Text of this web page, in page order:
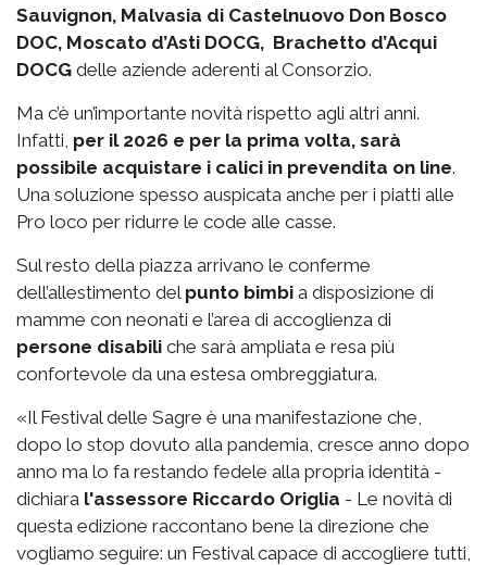
Sauvignon, Malvasia di Castelnuovo Don Bosco
DOC, Moscato d’Asti DOCG, Brachetto d’Acqui
DOCG delle aziende aderenti al Consorzio.
Ma c’è un’importante novità rispetto agli altri anni.
Infatti, per il 2026 e per la prima volta, sarà
possibile acquistare i calici in prevendita on line.
Una soluzione spesso auspicata anche per i piatti alle
Pro loco per ridurre le code alle casse.
Sul resto della piazza arrivano le conferme
dell’allestimento del punto bimbi a disposizione di
mamme con neonati e l’area di accoglienza di
persone disabili che sarà ampliata e resa più
confortevole da una estesa ombreggiatura.
«Il Festival delle Sagre è una manifestazione che,
dopo lo stop dovuto alla pandemia, cresce anno dopo
anno ma lo fa restando fedele alla propria identità -
dichiara l'assessore Riccardo Origlia - Le novità di
questa edizione raccontano bene la direzione che
vogliamo seguire: un Festival capace di accogliere tutti,